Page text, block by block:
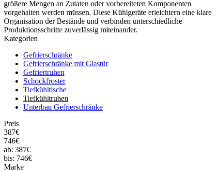
größere Mengen an Zutaten oder vorbereiteten Komponenten
vorgehalten werden müssen. Diese Kühlgeräte erleichtern eine klare
Organisation der Bestände und verbinden unterschiedliche
Produktionsschritte zuverlässig miteinander.
Kategorien
Gefrierschränke
Gefrierschränke mit Glastür
Gefriertruhen
Schockfroster
Tiefkühltische
Tiefkühltruhen
Unterbau Gefrierschränke
Preis
387€
746€
ab: 387€
bis: 746€
Marke